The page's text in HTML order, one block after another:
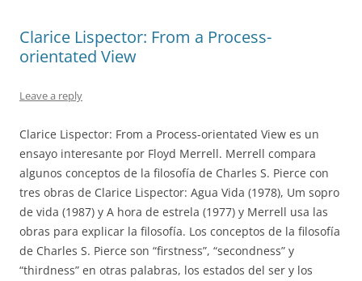
Clarice Lispector: From a Process-
orientated View
Leave a reply
Clarice Lispector: From a Process-orientated View es un
ensayo interesante por Floyd Merrell. Merrell compara
algunos conceptos de la filosofía de Charles S. Pierce con
tres obras de Clarice Lispector: Agua Vida (1978), Um sopro
de vida (1987) y A hora de estrela (1977) y Merrell usa las
obras para explicar la filosofía. Los conceptos de la filosofía
de Charles S. Pierce son “firstness”, “secondness” y
“thirdness” en otras palabras, los estados del ser y los